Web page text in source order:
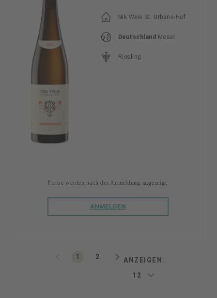
Nik Weis St. Urbans-Hof
Deutschland Mosel
Riesling
Preise werden nach der Anmeldung angezeigt.
ANMELDEN
Seite
1 Seite
2 ANZEIGEN: